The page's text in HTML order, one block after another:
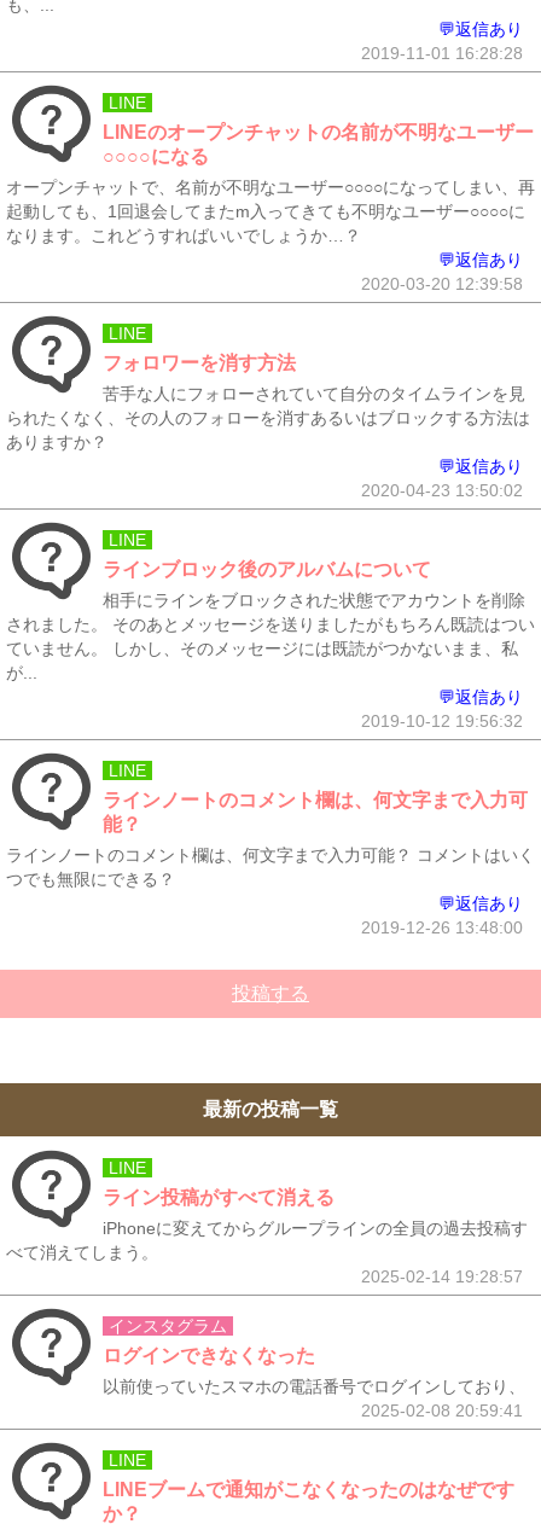
も、...
💬返信あり
2019-11-01 16:28:28
LINE
LINEのオープンチャットの名前が不明なユーザー
○○○○になる
オープンチャットで、名前が不明なユーザー○○○○になってしまい、再
起動しても、1回退会してまたm入ってきても不明なユーザー○○○○に
なります。これどうすればいいでしょうか…？
💬返信あり
2020-03-20 12:39:58
LINE
フォロワーを消す方法
苦手な人にフォローされていて自分のタイムラインを見
られたくなく、その人のフォローを消すあるいはブロックする方法は
ありますか？
💬返信あり
2020-04-23 13:50:02
LINE
ラインブロック後のアルバムについて
相手にラインをブロックされた状態でアカウントを削除
されました。 そのあとメッセージを送りましたがもちろん既読はつい
ていません。 しかし、そのメッセージには既読がつかないまま、私
が...
💬返信あり
2019-10-12 19:56:32
LINE
ラインノートのコメント欄は、何文字まで入力可
能？
ラインノートのコメント欄は、何文字まで入力可能？ コメントはいく
つでも無限にできる？
💬返信あり
2019-12-26 13:48:00
投稿する
最新の投稿一覧
LINE
ライン投稿がすべて消える
iPhoneに変えてからグループラインの全員の過去投稿す
べて消えてしまう。
2025-02-14 19:28:57
インスタグラム
ログインできなくなった
以前使っていたスマホの電話番号でログインしており、
2025-02-08 20:59:41
LINE
LINEブームで通知がこなくなったのはなぜです
か？